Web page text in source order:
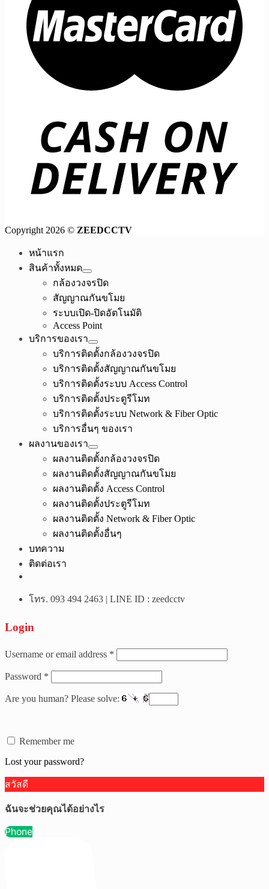
Copyright 2026 © ZEEDCCTV
หน้าแรก
สินค้าทั้งหมด
กล้องวงจรปิด
สัญญาณกันขโมย
ระบบเปิด-ปิดอัตโนมัติ
Access Point
บริการของเรา
บริการติดตั้งกล้องวงจรปิด
บริการติดตั้งสัญญาณกันขโมย
บริการติดตั้งระบบ Access Control
บริการติดตั้งประตูรีโมท
บริการติดตั้งระบบ Network & Fiber Optic
บริการอื่นๆ ของเรา
ผลงานของเรา
ผลงานติดตั้งกล้องวงจรปิด
ผลงานติดตั้งสัญญาณกันขโมย
ผลงานติดตั้ง Access Control
ผลงานติดตั้งประตูรีโมท
ผลงานติดตั้ง Network & Fiber Optic
ผลงานติดตั้งอื่นๆ
บทความ
ติดต่อเรา
โทร. 093 494 2463 | LINE ID : zeedcctv
Login
Username or email address *
Password *
Are you human? Please solve:
Remember me
Lost your password?
สวัสดี
ฉันจะช่วยคุณได้อย่างไร
Phone